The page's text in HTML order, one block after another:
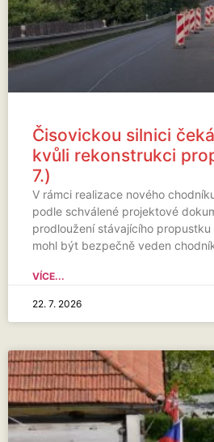
Čisovickou silnici
kvůli rekonstrukci
7.)
V rámci realizace nového
podle schválené projektové
prodloužení stávajícího
mohl být bezpečně veden
VÍCE...
22. 7. 2026